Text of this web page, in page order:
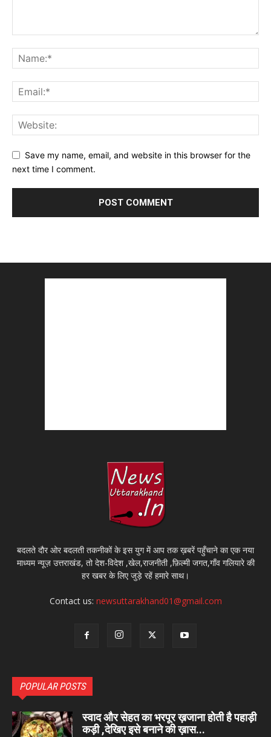
Save my name, email, and website in this browser for the
next time I comment.
बदलते दौर ओर बदलती तकनीकों के इस युग में आप तक ख़बरें पहुँचाने का एक नया
माध्यम न्यूज़ उत्तराखंड, तो देश-विदेश ,खेल,राजनीती ,फ़िल्मी जगत,गाँव गलियारे की
हर खबर के लिए जुड़े रहें हमारे साथ।
Contact us: newsuttarakhand01@gmail.com
POPULAR POSTS
स्वाद और सेहत का भरपूर ख़जाना होती है पहाड़ी
कड़ी ,देखिए इसे बनाने की ख़ास...